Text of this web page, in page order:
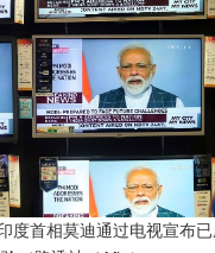
度首相莫迪通过电视宣布